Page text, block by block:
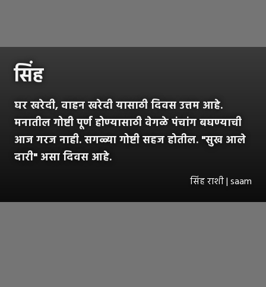
सिंह
घर खरेदी, वाहन खरेदी यासाठी दिवस उत्तम आहे.
मनातील गोष्टी पूर्ण होण्यासाठी वेगळे पंचांग बघण्याची
आज गरज नाही. सगळ्या गोष्टी सहज होतील. "सुख आले
दारी" असा दिवस आहे.
सिंह राशी | saam